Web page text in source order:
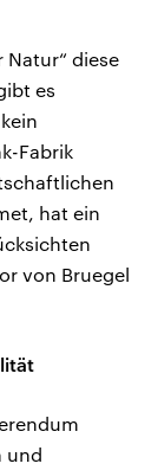
Natur“ diese
es
Fabrik
hat ein
von Bruegel
und